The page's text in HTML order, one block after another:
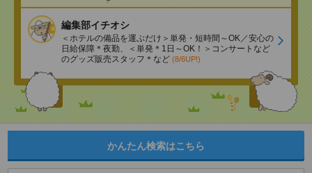
編集部イチオシ
＜ホテルの備品を運ぶだけ＞単発・短時間～OK／安心の
日給保障＊夜勤、＜単発＊1日～OK！＞コンサートなど
のグッズ販売スタッフ＊など (8/6UP!)
かんたん検索はこちら